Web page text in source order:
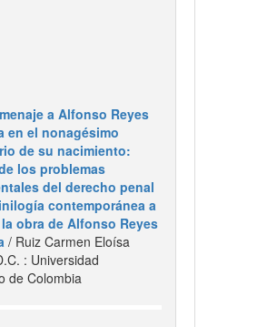
a Alfonso Reyes
en el nonagésimo
de su nacimiento:
los problemas
del derecho penal
contemporánea a
obra de Alfonso Reyes
/ Ruiz Carmen Eloísa
: Universidad
de Colombia